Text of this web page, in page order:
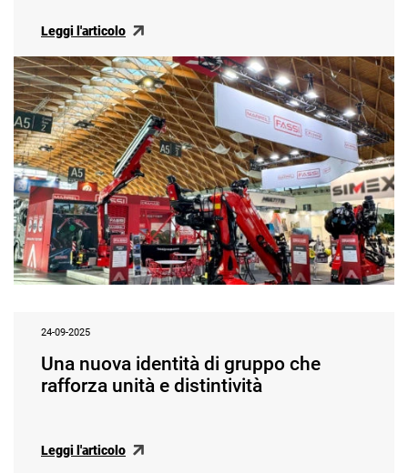
Leggi l'articolo
24-09-2025
Una nuova identità di gruppo che
rafforza unità e distintività
Leggi l'articolo